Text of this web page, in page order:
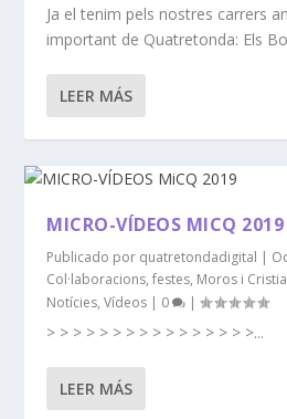
Ja el tenim pels nostres carrers
important de Quatretonda: Els
LEER MÁS
MICRO-VÍDEOS MICQ 2019
Publicado por quatretondadigital |
Col·laboracions,festes, Moros i
Notícies,Vídeos | 0 |
> > > > > > > > > > > > > > > >...
LEER MÁS